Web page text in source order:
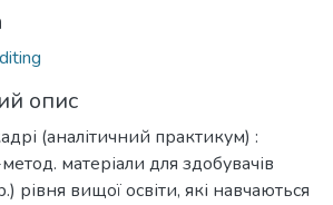
опис
(аналітичний практикум) :
матеріали для здобувачів
рівня вищої освіти, які навчаються